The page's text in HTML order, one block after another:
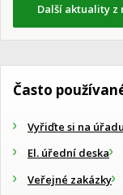
Další aktuality z
Často
Vyřiďte si na úřadu
El. úřední deska
Veřejné zakázky